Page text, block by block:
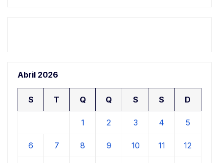
Abril 2026
S T Q Q S S D
1 2 3 4 5
6 7 8 9 10 11 12